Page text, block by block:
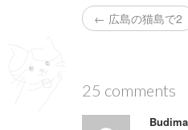
す
)
ウ
ィ
ン
す
す
)
← 広島の猫島で2
25 comments